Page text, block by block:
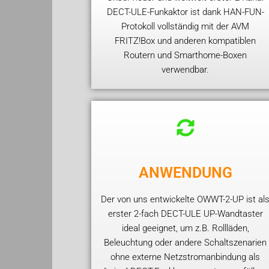
DECT-ULE-Funkaktor ist dank HAN-FUN-
Protokoll vollständig mit der AVM
FRITZ!Box und anderen kompatiblen
Routern und Smarthome-Boxen
verwendbar.
ANWENDUNG
Der von uns entwickelte OWWT-2-UP ist
erster 2-fach DECT-ULE UP-Wandtaster
ideal geeignet, um z.B. Rollläden,
Beleuchtung oder andere Schaltszenarien
ohne externe Netzstromanbindung als